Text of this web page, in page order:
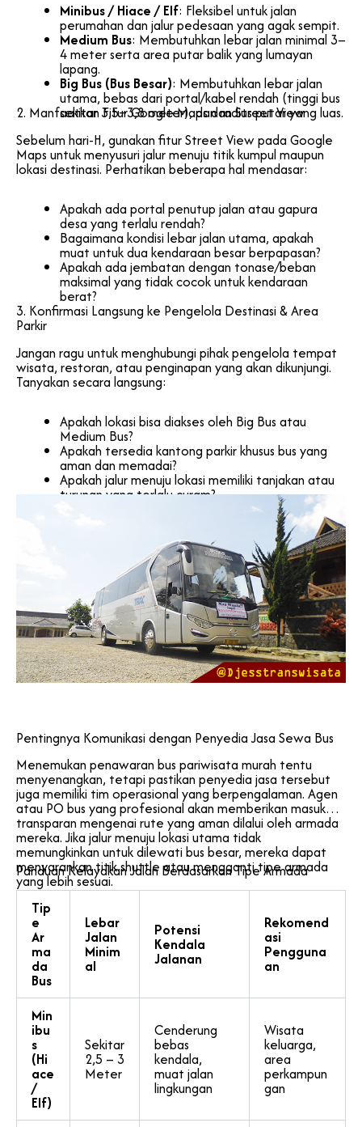
Minibus / Hiace / Elf: Fleksibel untuk jalan
perumahan dan jalur pedesaan yang agak sempit.
Medium Bus: Membutuhkan lebar jalan minimal 3–
4 meter serta area putar balik yang lumayan
lapang.
Big Bus (Bus Besar): Membutuhkan lebar jalan
utama, bebas dari portal/kabel rendah (tinggi bus
sekitar 3,5–3,8 meter), dan radius putar yang luas.
2. Manfaatkan Fitur Google Maps dan Street View
Sebelum hari-H, gunakan fitur Street View pada Google
Maps untuk menyusuri jalur menuju titik kumpul maupun
lokasi destinasi. Perhatikan beberapa hal mendasar:
Apakah ada portal penutup jalan atau gapura
desa yang terlalu rendah?
Bagaimana kondisi lebar jalan utama, apakah
muat untuk dua kendaraan besar berpapasan?
Apakah ada jembatan dengan tonase/beban
maksimal yang tidak cocok untuk kendaraan
berat?
3. Konfirmasi Langsung ke Pengelola Destinasi & Area
Parkir
Jangan ragu untuk menghubungi pihak pengelola tempat
wisata, restoran, atau penginapan yang akan dikunjungi.
Tanyakan secara langsung:
Apakah lokasi bisa diakses oleh Big Bus atau
Medium Bus?
Apakah tersedia kantong parkir khusus bus yang
aman dan memadai?
Apakah jalur menuju lokasi memiliki tanjakan atau
turunan yang terlalu curam?
Pentingnya Komunikasi dengan Penyedia Jasa Sewa Bus
Menemukan penawaran bus pariwisata murah tentu
menyenangkan, tetapi pastikan penyedia jasa tersebut
juga memiliki tim operasional yang berpengalaman. Agen
atau PO bus yang profesional akan memberikan masukan
transparan mengenai rute yang aman dilalui oleh armada
mereka. Jika jalur menuju lokasi utama tidak
memungkinkan untuk dilewati bus besar, mereka dapat
menyarankan titik shuttle atau mengganti tipe armada
yang lebih sesuai.
Panduan Kelayakan Jalan Berdasarkan Tipe Armada
Tip
e
Ar
ma
da
Bus
Lebar
Jalan
Minim
al
Potensi
Kendala
Jalanan
Rekomend
asi
Pengguna
an
Min
ibu
s
(Hi
ace
/
Elf)
Sekitar
2,5 – 3
Meter
Cenderung
bebas
kendala,
muat jalan
lingkungan
Wisata
keluarga,
area
perkampun
gan